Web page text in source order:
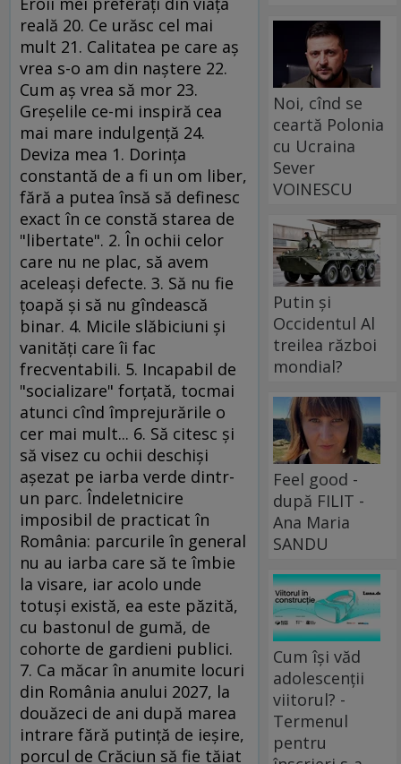
reală 20. Ce urăsc cel mai
mult 21. Calitatea pe care aş
vrea s-o am din naştere 22.
Cum aş vrea să mor 23.
Greşelile ce-mi inspiră cea
mai mare indulgenţă 24.
Deviza mea 1. Dorinţa
constantă de a fi un om liber,
fără a putea însă să definesc
exact în ce constă starea de
"libertate". 2. În ochii celor
care nu ne plac, să avem
aceleaşi defecte. 3. Să nu fie
ţoapă şi să nu gîndească
binar. 4. Micile slăbiciuni şi
vanităţi care îi fac
frecventabili. 5. Incapabil de
"socializare" forţată, tocmai
atunci cînd împrejurările o
cer mai mult... 6. Să citesc şi
să visez cu ochii deschişi
aşezat pe iarba verde dintr-
un parc. Îndeletnicire
imposibil de practicat în
România: parcurile în general
nu au iarba care să te îmbie
la visare, iar acolo unde
totuşi există, ea este păzită,
cu bastonul de gumă, de
cohorte de gardieni publici.
7. Ca măcar în anumite locuri
din România anului 2027, la
douăzeci de ani după marea
intrare fără putinţă de ieşire,
porcul de Crăciun să fie tăiat
Noi, cînd se
ceartă Polonia
cu Ucraina
Sever
VOINESCU
Putin și
Occidentul Al
treilea război
mondial?
Feel good -
după FILIT -
Ana Maria
SANDU
Cum își văd
adolescenții
viitorul? -
Termenul
pentru